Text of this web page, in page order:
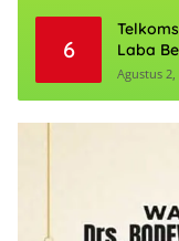
6
Laba
Triliun
Agustus 2,